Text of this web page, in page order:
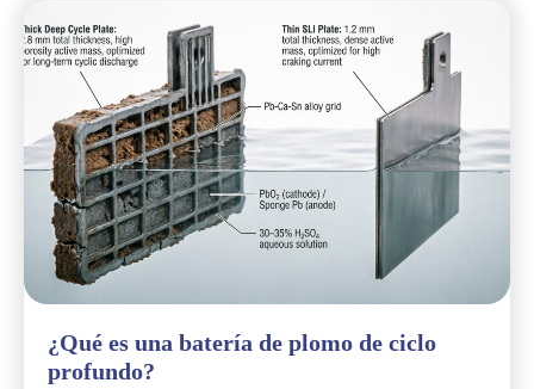
¿Qué es una batería de plomo de ciclo
profundo?